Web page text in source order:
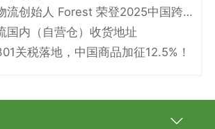
喜讯！大森林物流创始人 Forest 荣登2025中国跨境电商物流名人堂！
国内（自营仓）收货地址
关税落地，中国商品加征12.5%！